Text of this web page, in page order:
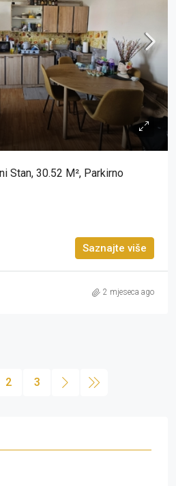
Stan, 30.52 M², Parkirno
Saznajte više
2 mjeseca ago
2 3